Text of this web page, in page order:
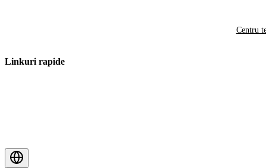
Centru
Linkuri rapide